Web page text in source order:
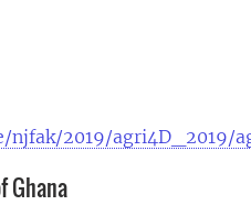
njfak/2019/agri4D_2019/
Ghana